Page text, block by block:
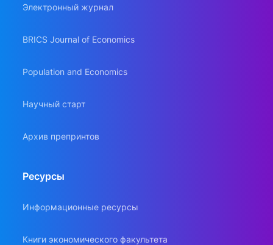
Электронный журнал
BRICS Journal of Economics
Population and Economics
Научный старт
Архив препринтов
Ресурсы
Информационные ресурсы
Книги экономического факультета